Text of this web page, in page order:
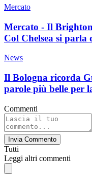
Mercato
Mercato - Il
Col Chelsea si parla
News
Il Bologna ricorda
parole più belle per
Commenti
Invia Commento
Tutti
Leggi altri commenti